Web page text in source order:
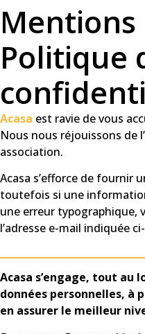
Mentions
Politique
Acasa est ravie de vous
Nous nous réjouissons de
association.
Acasa s’efforce de fournir
toutefois si une
une erreur typographique,
l’adresse e-mail indiquée
Acasa s’engage, tout au
données personnelles, à
en assurer le meilleur